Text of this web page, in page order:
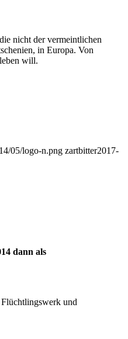
nicht der vermeintlichen
in Europa. Von
will.
05/logo-n.png zartbitter2017-
dann als
und